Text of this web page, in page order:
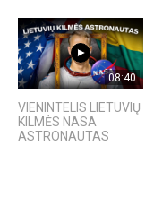
08:40
VIENINTELIS LIETUVIŲ
KILMĖS NASA
ASTRONAUTAS